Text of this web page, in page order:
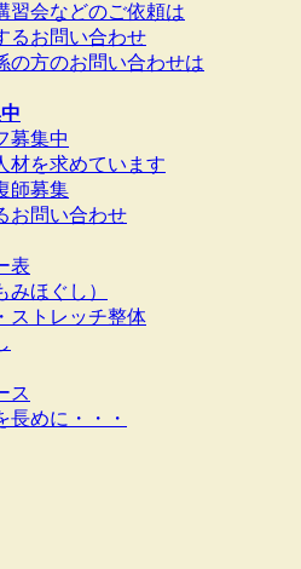
習会などのご依頼は
るお問い合わせ
の方のお問い合わせは
募集中
材を求めています
師募集
お問い合わせ
表
みほぐし）
ストレッチ整体
ス
長めに・・・